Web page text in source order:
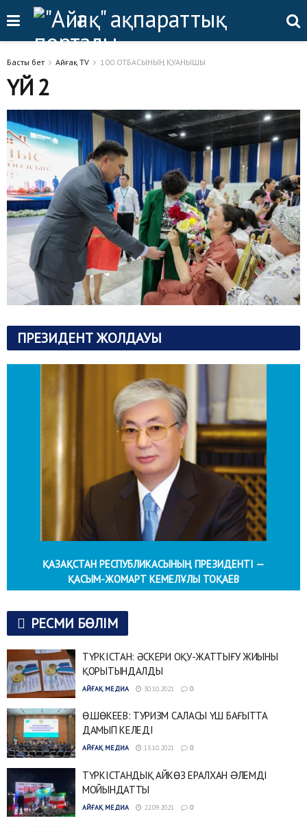
Басты бет Айғақ TV 100 ОТБАСЫНЫҢ ҚУАНЫШЫ
ҮЙ 2
ПРЕЗИДЕНТ ЖОЛДАУЫ
ҚАЗАҚСТАН РЕСПУБЛИКАСЫНЫҢ ПРЕЗИДЕНТІ —
ҚАСЫМ-ЖОМАРТ КЕМЕЛҰЛЫ ТОҚАЕВ
РЕСМИ БӨЛІМ
ТҮРКІСТАН: ӘСКЕРИ ОҚУ-ЖАТТЫҒУ ЖИЫНЫ
ҚОРЫТЫНДАЛДЫ
АЙҒАҚ МЕДИА 30.10.2021 0
Ө.ШӨКЕЕВ: ТУРИЗМ САЛАСЫ ҮШ БАҒЫТТА
ДАМЫП КЕЛЕДІ
АЙҒАҚ МЕДИА 13.10.2021 0
ТҮРКІСТАНДЫҚ АЙКӨЗ ЕРАЛХАН ƏЛЕМДІ
МОЙЫНДАТТЫ
АЙҒАҚ МЕДИА 22.09.2021 0